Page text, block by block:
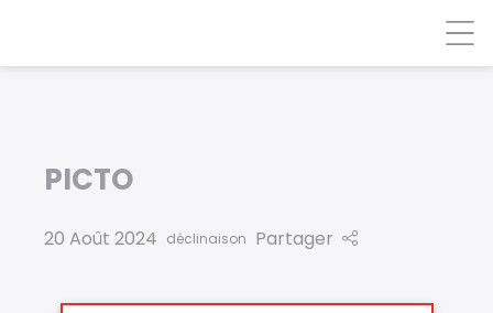
PICTO
20 Août 2024 déclinaison Partager